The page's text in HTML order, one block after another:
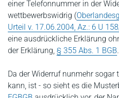
einer Telefonnummer in der
wettbewerbswidrig (
Urteil v. 17.06.2004, Az.: 6 U
eine ausdrückliche Erklärung
der Erklärung, § 355 Abs. 1 BGB.
Da der Widerruf nunmehr sogar
kann, ist - so sieht es die